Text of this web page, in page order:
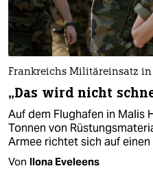
Frankreichs Militäreinsatz
„Das wird nicht
Auf dem Flughafen in Malis
Tonnen von
Armee richtet sich auf einen
Von Ilona Eveleens